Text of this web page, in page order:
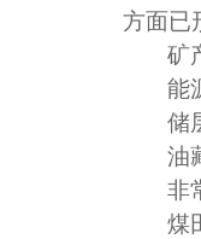
方面已
矿
能
储
油
非
煤